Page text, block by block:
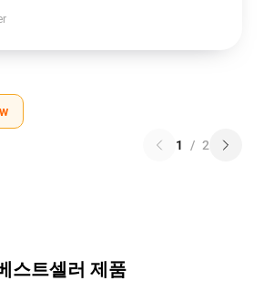
1 / 2
스트셀러 제품